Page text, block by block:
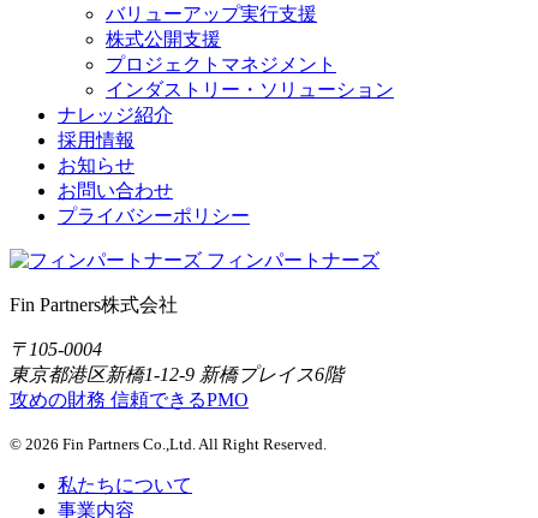
バリューアップ実行支援
株式公開支援
プロジェクトマネジメント
インダストリー・ソリューション
ナレッジ紹介
採用情報
お知らせ
お問い合わせ
プライバシーポリシー
フィンパートナーズ
Fin Partners株式会社
〒105-0004
東京都港区新橋1-12-9 新橋プレイス6階
攻めの財務 信頼できるPMO
© 2026 Fin Partners Co.,Ltd. All Right Reserved.
私たちについて
事業内容